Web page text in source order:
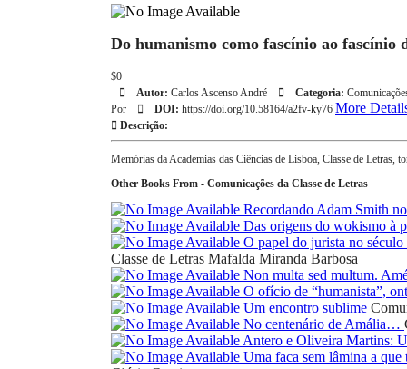
Do humanismo como fascínio ao fascínio
$0
Autor: Carlos Ascenso André Categoria:
Por
DOI: https://doi.org/10.58164/a2fv-ky76 More
Descrição:
Memórias da Academias das Ciências de Lisboa, Classe de Letras,
Other Books From - Comunicações da Classe de Letras
Recordando Adam Smith
Das origens do wokismo à
O papel do jurista no
Classe de Letras Mafalda Miranda Barbosa
Non multa sed multum.
O ofício de “humanista”,
Um encontro sublime
No centenário de Amália…
Antero e Oliveira Martins:
Uma faca sem lâmina a